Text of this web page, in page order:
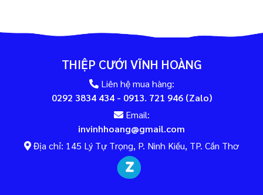
THIỆP CƯỚI VĨNH HOÀNG
Liên hệ mua hàng:
0292 3834 434 - 0913. 721 946 (Zalo)
Email:
invinhhoang@gmail.com
Địa chỉ: 145 Lý Tự Trọng, P. Ninh Kiều, TP. Cần Thơ